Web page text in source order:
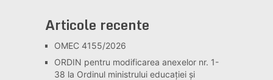
Articole recente
OMEC 4155/2026
ORDIN pentru modificarea anexelor nr. 1-
38 la Ordinul ministrului educației și